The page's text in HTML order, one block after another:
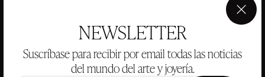
NEWSLETTER
Suscríbase para recibir por email todas las noticias
del mundo del arte y joyería.
×
EQUIPO